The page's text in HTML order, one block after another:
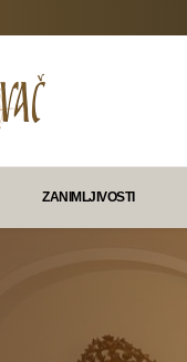
ZANIMLJIVOSTI